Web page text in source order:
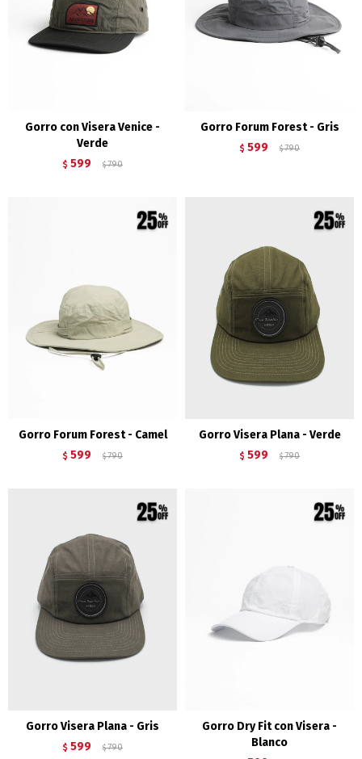
Gorro con Visera Venice -
Verde
$ 599 $ 790
Gorro Forum Forest - Gris
$ 599 $ 790
Gorro Forum Forest - Camel
$ 599 $ 790
Gorro Visera Plana - Verde
$ 599 $ 790
Gorro Visera Plana - Gris
$ 599 $ 790
Gorro Dry Fit con Visera -
Blanco